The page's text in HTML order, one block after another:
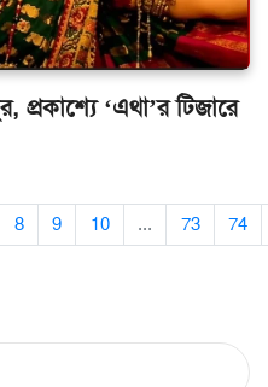
প্রকাশ্যে ‘এথা’র টিজারে
8 9 10 ... 73 74